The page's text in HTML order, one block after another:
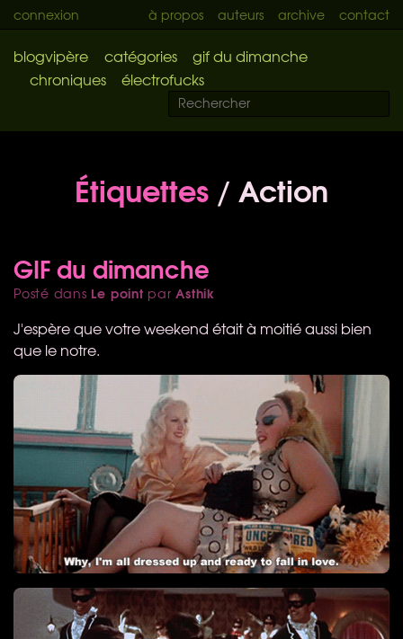
connexion à propos auteurs archive contact
blogvipère catégories
gif du dimanche
chroniques
électrofucks
Étiquettes / Action
GIF du dimanche
Posté dans Le point parAsthik
J'espère que votre weekend était à moitié aussi bien
que le notre.